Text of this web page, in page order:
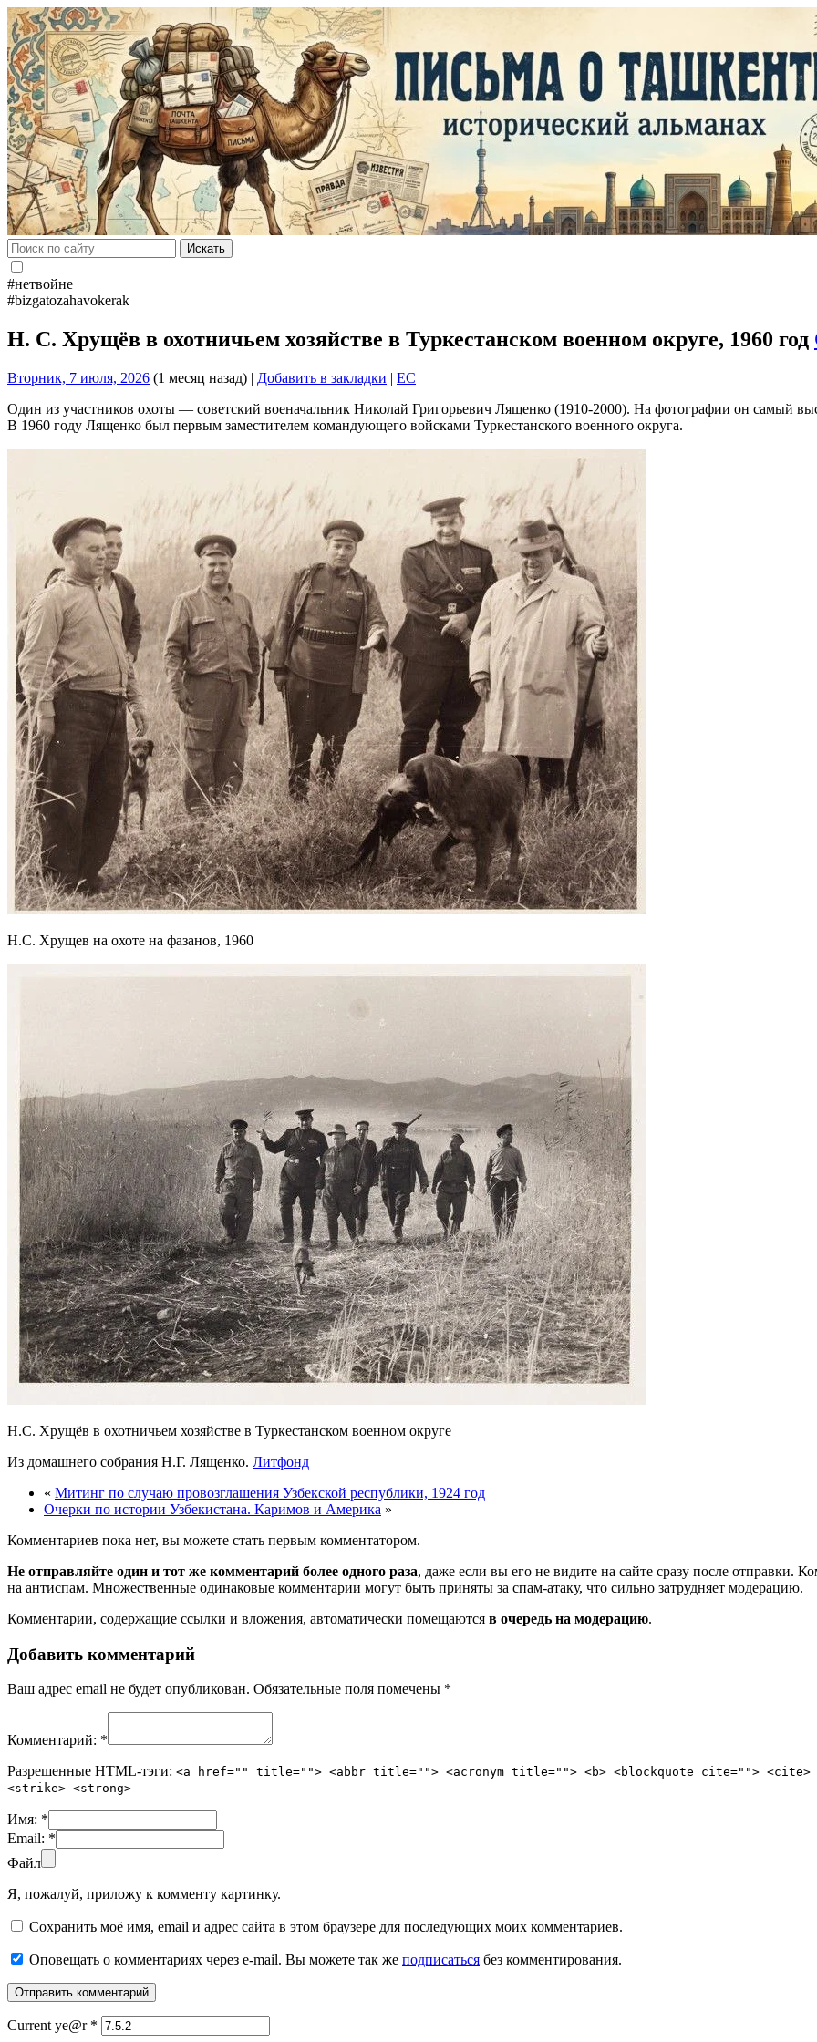
Искать
#нетвойне
#bizgatozahavokerak
Н. С. Хрущёв в охотничьем хозяйстве в Туркестанском военном округе, 1960 год
Вторник, 7 июля, 2026 (1 месяц назад) | Добавить в закладки | EC
Один из участников охоты — советский военачальник Николай Григорьевич Лященко (1910-2000). На фотографии он самый
В 1960 году Лященко был первым заместителем командующего войсками Туркестанского военного округа.
Н.С. Хрущев на охоте на фазанов, 1960
Н.С. Хрущёв в охотничьем хозяйстве в Туркестанском военном округе
Из домашнего собрания Н.Г. Лященко. Литфонд
« Митинг по случаю провозглашения Узбекской республики, 1924 год
Очерки по истории Узбекистана. Каримов и Америка »
Комментариев пока нет, вы можете стать первым комментатором.
Не отправляйте один и тот же комментарий более одного раза, даже если вы его не видите на сайте сразу после отправки.
на антиспам. Множественные одинаковые комментарии могут быть приняты за спам-атаку, что сильно затрудняет модерацию.
Комментарии, содержащие ссылки и вложения, автоматически помещаются в очередь на модерацию.
Добавить комментарий
Ваш адрес email не будет опубликован. Обязательные поля помечены *
Комментарий: *
Разрешенные HTML-тэги: <a href="" title=""> <abbr title=""> <acronym title=""> <b> <blockquote cite=""> <cite>
<strike> <strong>
Имя: *
Email: *
Файл
Я, пожалуй, приложу к комменту картинку.
Сохранить моё имя, email и адрес сайта в этом браузере для последующих моих комментариев.
Оповещать о комментариях через e-mail. Вы можете так же подписаться без комментирования.
Current ye@r *